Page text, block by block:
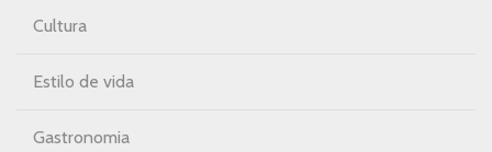
Cultura
Estilo de vida
Gastronomia